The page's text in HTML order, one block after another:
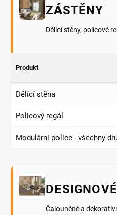
ZÁSTĚNY
Dělící stěny, policové
Produkt
Dělící stěna
Policový regál
Modulární police - všechny
Čalouněné a